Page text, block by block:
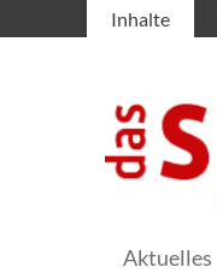
Inhalte
Aktuelles